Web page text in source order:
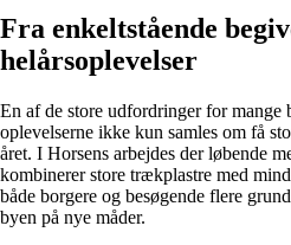
Fra enkeltstående
helårsoplevelser
En af de store udfordringer for mange
oplevelserne ikke kun samles om få
året. I Horsens arbejdes der løbende
kombinerer store trækplastre med
både borgere og besøgende flere
byen på nye måder.